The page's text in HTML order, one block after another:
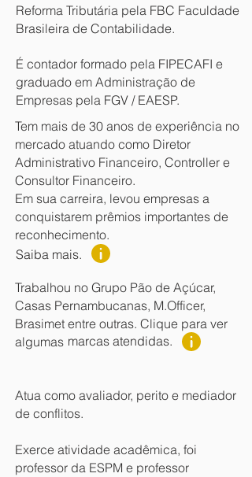
Reforma Tributária pela FBC Faculdade
Brasileira de Contabilidade.
É contador formado pela FIPECAFI e
graduado em Administração de
Empresas pela FGV / EAESP.
Tem mais de 30 anos de experiência no
mercado atuando como Diretor
Administrativo Financeiro, Controller e
Consultor Financeiro.
Em sua carreira, levou empresas a
conquistarem prêmios importantes de
reconhecimento.
Trabalhou no Grupo Pão de Açúcar,
Casas Pernambucanas, M.Officer,
Brasimet entre outras. Clique para ver
algumas
Atua como avaliador, perito e mediador
de conflitos.
Exerce atividade acadêmica, foi
professor da ESPM e professor
marcas atendidas.
Saiba mais.